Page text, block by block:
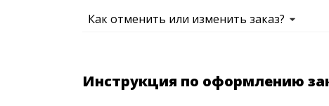
Как отменить или изменить заказ?
Инструкция по оформлению